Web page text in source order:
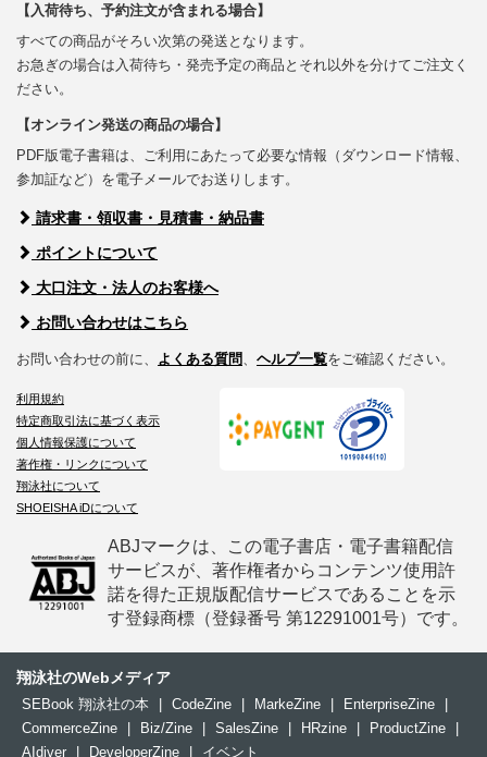
【入荷待ち、予約注文が含まれる場合】
すべての商品がそろい次第の発送となります。
お急ぎの場合は入荷待ち・発売予定の商品とそれ以外を分けてご注文く
ださい。
【オンライン発送の商品の場合】
PDF版電子書籍は、ご利用にあたって必要な情報（ダウンロード情報、
参加証など）を電子メールでお送りします。
請求書・領収書・見積書・納品書
ポイントについて
大口注文・法人のお客様へ
お問い合わせはこちら
お問い合わせの前に、 よくある質問 ヘルプ一覧をご確認ください。
利用規約
特定商取引法に基づく表示
個人情報保護について
著作権・リンクについて
翔泳社について
SHOEISHA iDについて
ABJマークは、この電子書店・電子書籍配信
サービスが、著作権者からコンテンツ使用許
諾を得た正規版配信サービスであることを示
す登録商標（登録番号 第12291001号）です。
翔泳社のWebメディア
SEBook 翔泳社の本 CodeZine MarkeZine EnterpriseZine
CommerceZine
Biz/Zine SalesZine HRzine ProductZine
AIdiver
DeveloperZine イベント